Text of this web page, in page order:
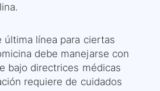
última línea para ciertas
debe manejarse con
bajo directrices médicas
requiere de cuidados